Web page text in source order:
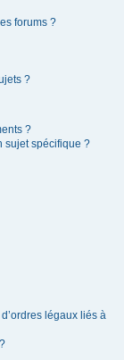
forums ?
?
?
sujet spécifique ?
légaux liés à